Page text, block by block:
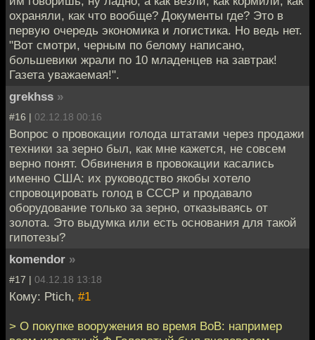
охраняли, как что вообще? Документы где? Это в
первую очередь экономика и логистика. Но ведь нет.
"Вот смотри, черным по белому написано,
большевики жрали по 10 младенцев на завтрак!
Газета уважаемая!".
grekhss »
#16 | 02.12.18 00:16
Вопрос о провокации голода штатами через продажи
техники за зерно был, как мне кажется, не совсем
верно понят. Обвинения в провокации касались
именно США: их руководство якобы хотело
спровоцировать голод в СССР и продавало
оборудование только за зерно, отказываясь от
золота. Это выдумка или есть основания для такой
гипотезы?
komendor »
#17 | 04.12.18 13:18
Кому: Ptich, #1
> О покупке вооружения во время ВоВ: например